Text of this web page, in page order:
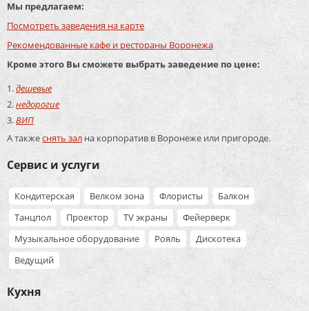
Мы предлагаем:
Посмотреть заведения на карте
Рекомендованные кафе и рестораны Воронежа
Кроме этого Вы сможете выбрать заведение по цене:
дешевые
недорогие
ВИП
А такжеснять зал на корпоратив в Воронеже или пригороде.
Сервис и услуги
Кондитерская Велком зона Флористы
Балкон
Танцпол
Проектор TV экраны
Фейерверк
Музыкальное оборудование
Рояль
Дискотека
Ведущий
Кухня